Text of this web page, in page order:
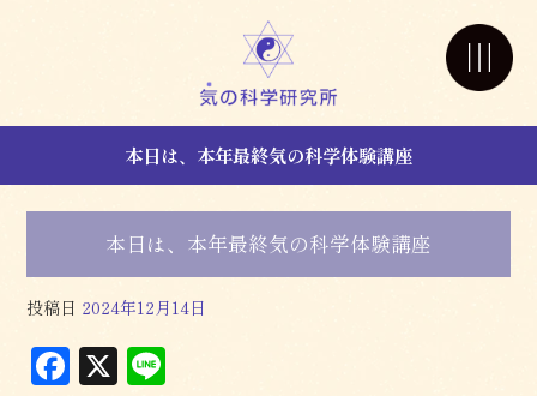
本日は、本年最終気の科学体験講座
本日は、本年最終気の科学体験講座
投稿日 2024年12月14日
F X